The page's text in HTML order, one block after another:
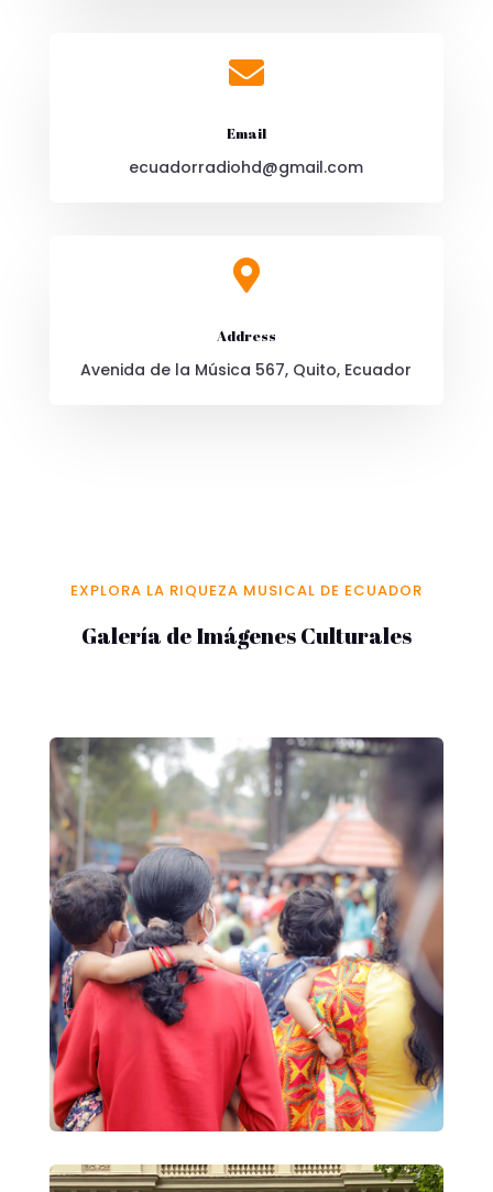

Email
ecuadorradiohd@gmail.com

Address
Avenida de la Música 567, Quito, Ecuador
EXPLORA LA RIQUEZA MUSICAL DE ECUADOR
Galería de Imágenes Culturales